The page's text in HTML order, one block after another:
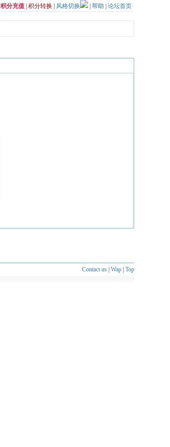
积分充值 积分转换 风格切换 帮助 论坛首页
Contact us Wap Top